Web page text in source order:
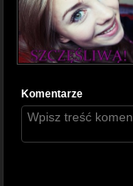
Komentarze